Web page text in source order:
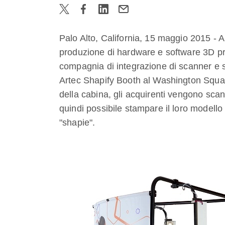
Palo Alto, California, 15 maggio 2015 -
produzione di hardware e software 3D
compagnia di integrazione di scanner e
Artec Shapify Booth al Washington
della cabina, gli acquirenti vengono
quindi possibile stampare il loro
"shapie".